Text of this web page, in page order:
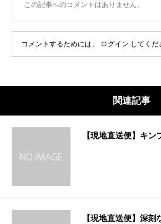
この記事へのコメントはありません。
コメントするためには、 ログイン してくだ
関連記事
【現地直送便】キ
【現地直送便】深刻